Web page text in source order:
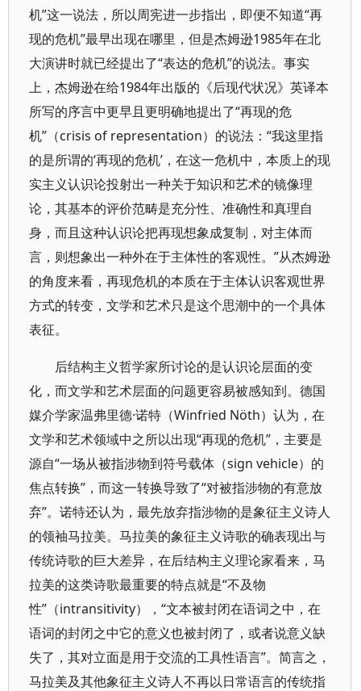
机”这一说法，所以周宪进一步指出，即便不知道“再
现的危机”最早出现在哪里，但是杰姆逊1985年在北
大演讲时就已经提出了“表达的危机”的说法。事实
上，杰姆逊在给1984年出版的《后现代状况》英译本
所写的序言中更早且更明确地提出了“再现的危
机”（crisis of representation）的说法：“我这里指
的是所谓的‘再现的危机’，在这一危机中，本质上的现
实主义认识论投射出一种关于知识和艺术的镜像理
论，其基本的评价范畴是充分性、准确性和真理自
身，而且这种认识论把再现想象成复制，对主体而
言，则想象出一种外在于主体性的客观性。”从杰姆逊
的角度来看，再现危机的本质在于主体认识客观世界
方式的转变，文学和艺术只是这个思潮中的一个具体
表征。
后结构主义哲学家所讨论的是认识论层面的变
化，而文学和艺术层面的问题更容易被感知到。德国
媒介学家温弗里德·诺特（Winfried Nöth）认为，在
文学和艺术领域中之所以出现“再现的危机”，主要是
源自“一场从被指涉物到符号载体（sign vehicle）的
焦点转换”，而这一转换导致了“对被指涉物的有意放
弃”。诺特还认为，最先放弃指涉物的是象征主义诗人
的领袖马拉美。马拉美的象征主义诗歌的确表现出与
传统诗歌的巨大差异，在后结构主义理论家看来，马
拉美的这类诗歌最重要的特点就是“不及物
性”（intransitivity），“文本被封闭在语词之中，在
语词的封闭之中它的意义也被封闭了，或者说意义缺
失了，其对立面是用于交流的工具性语言”。简言之，
马拉美及其他象征主义诗人不再以日常语言的传统指